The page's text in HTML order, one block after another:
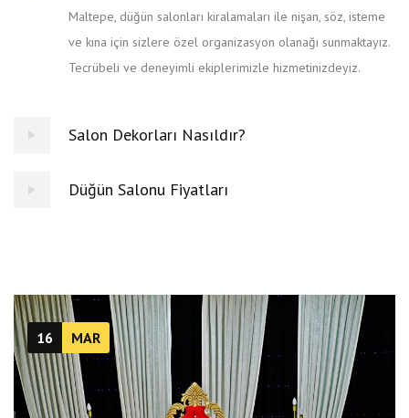
Maltepe, düğün salonları kiralamaları ile nişan, söz, isteme
ve kına için sizlere özel organizasyon olanağı sunmaktayız.
Tecrübeli ve deneyimli ekiplerimizle hizmetinizdeyiz.
Salon Dekorları Nasıldır?
Düğün Salonu Fiyatları
16 MAR